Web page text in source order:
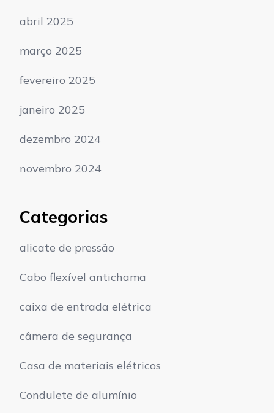
abril 2025
março 2025
fevereiro 2025
janeiro 2025
dezembro 2024
novembro 2024
Categorias
alicate de pressão
Cabo flexível antichama
caixa de entrada elétrica
câmera de segurança
Casa de materiais elétricos
Condulete de alumínio